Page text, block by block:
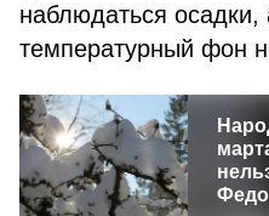
наблюдаться
температурный фон